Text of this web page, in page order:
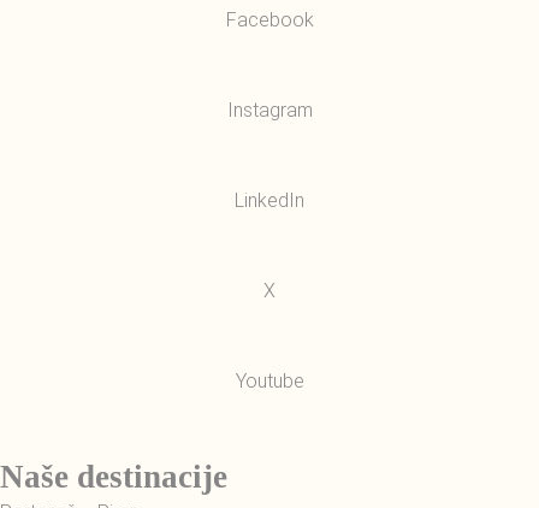
Facebook
Instagram
LinkedIn
X
Youtube
Naše destinacije